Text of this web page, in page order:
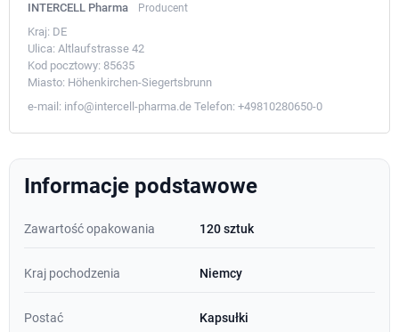
INTERCELL Pharma Producent
Kraj: DE
Ulica: Altlaufstrasse 42
Kod pocztowy: 85635
Miasto: Höhenkirchen-Siegertsbrunn
e-mail: info@intercell-pharma.de Telefon: +49810280650-0
Informacje podstawowe
Zawartość opakowania 120 sztuk
Kraj pochodzenia Niemcy
Postać Kapsułki